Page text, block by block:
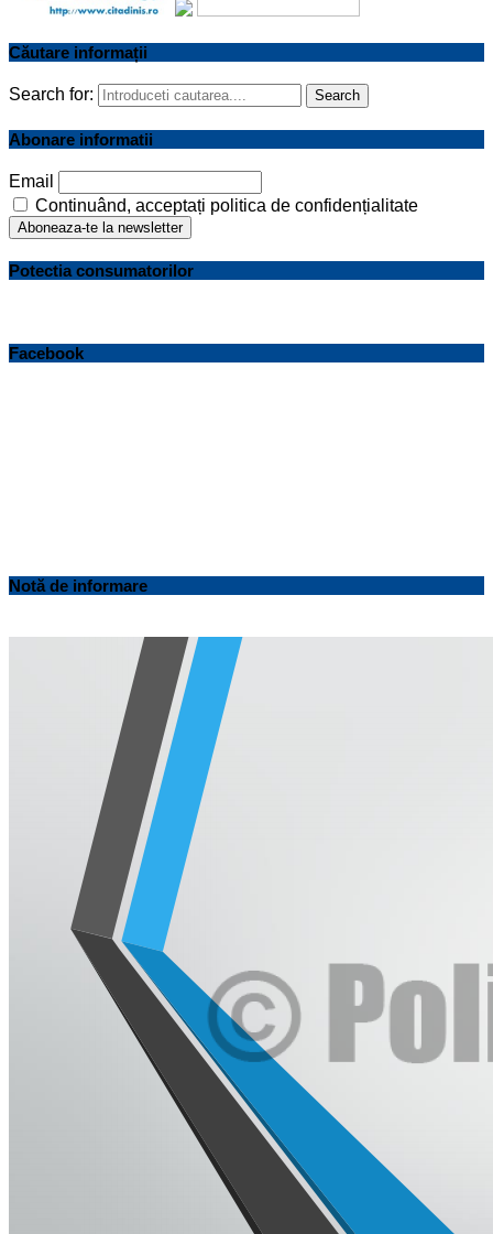
Căutare informații
Search for: Search
Abonare informatii
Email
Continuând, acceptați politica de confidențialitate
Potectia consumatorilor
Facebook
Notă de informare